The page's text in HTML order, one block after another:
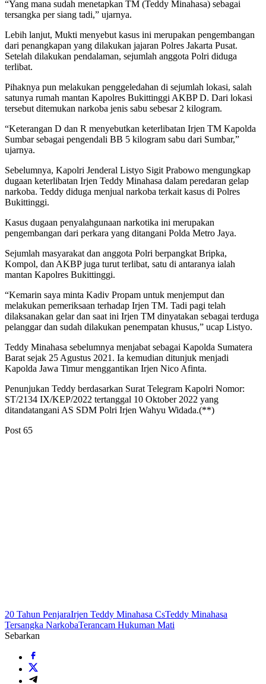
“Yang mana sudah menetapkan TM (Teddy Minahasa) sebagai
tersangka per siang tadi,” ujarnya.
Lebih lanjut, Mukti menyebut kasus ini merupakan pengembangan
dari penangkapan yang dilakukan jajaran Polres Jakarta Pusat.
Setelah dilakukan pendalaman, sejumlah anggota Polri diduga
terlibat.
Pihaknya pun melakukan penggeledahan di sejumlah lokasi, salah
satunya rumah mantan Kapolres Bukittinggi AKBP D. Dari lokasi
tersebut ditemukan narkoba jenis sabu sebesar 2 kilogram.
“Keterangan D dan R menyebutkan keterlibatan Irjen TM Kapolda
Sumbar sebagai pengendali BB 5 kilogram sabu dari Sumbar,”
ujarnya.
Sebelumnya, Kapolri Jenderal Listyo Sigit Prabowo mengungkap
dugaan keterlibatan Irjen Teddy Minahasa dalam peredaran gelap
narkoba. Teddy diduga menjual narkoba terkait kasus di Polres
Bukittinggi.
Kasus dugaan penyalahgunaan narkotika ini merupakan
pengembangan dari perkara yang ditangani Polda Metro Jaya.
Sejumlah masyarakat dan anggota Polri berpangkat Bripka,
Kompol, dan AKBP juga turut terlibat, satu di antaranya ialah
mantan Kapolres Bukittinggi.
“Kemarin saya minta Kadiv Propam untuk menjemput dan
melakukan pemeriksaan terhadap Irjen TM. Tadi pagi telah
dilaksanakan gelar dan saat ini Irjen TM dinyatakan sebagai terduga
pelanggar dan sudah dilakukan penempatan khusus,” ucap Listyo.
Teddy Minahasa sebelumnya menjabat sebagai Kapolda Sumatera
Barat sejak 25 Agustus 2021. Ia kemudian ditunjuk menjadi
Kapolda Jawa Timur menggantikan Irjen Nico Afinta.
Penunjukan Teddy berdasarkan Surat Telegram Kapolri Nomor:
ST/2134 IX/KEP/2022 tertanggal 10 Oktober 2022 yang
ditandatangani AS SDM Polri Irjen Wahyu Widada.(**)
Post 65
20 Tahun PenjaraIrjen Teddy Minahasa CsTeddy Minahasa
Tersangka NarkobaTerancam Hukuman Mati
Sebarkan